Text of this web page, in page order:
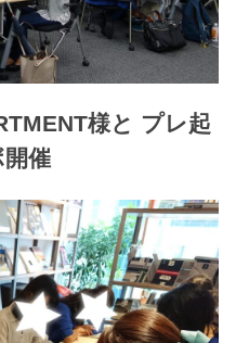
様と プレ起
催